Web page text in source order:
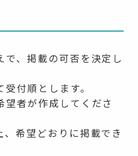
、掲載の可否を決定し
付順とします。
者が作成してくださ
希望どおりに掲載でき